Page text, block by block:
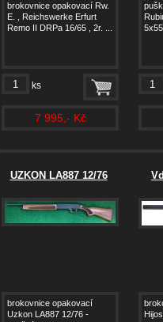
brokovnice opakovací Rw.
E. , Reichswerke Erfurt
Remo II DRPa 16/65 , 2r. ...
ks
7 995,- Kč
UZKON LA887 12/76
brokovnice opakovací
Uzkon LA887 12/76 -